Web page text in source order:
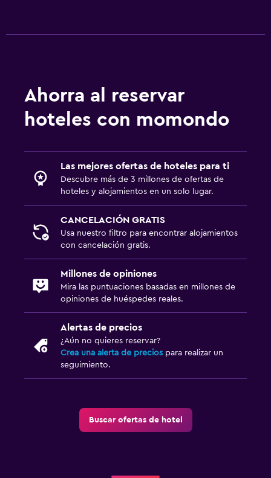
Ahorra al reservar
hoteles con momondo
Las mejores ofertas de hoteles para ti
Descubre más de 3 millones de ofertas de
hoteles y alojamientos en un solo lugar.
CANCELACIÓN GRATIS
Usa nuestro filtro para encontrar alojamientos
con cancelación gratis.
Millones de opiniones
Mira las puntuaciones basadas en millones de
opiniones de huéspedes reales.
Alertas de precios
¿Aún no quieres reservar?
Crea una alerta de precios para realizar un
seguimiento.
Buscar ofertas de hotel